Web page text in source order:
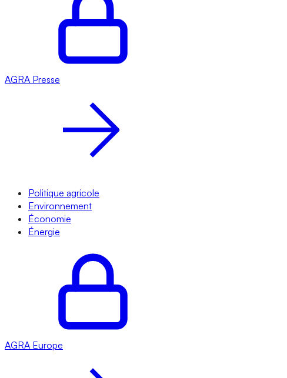
AGRA Presse
Politique agricole
Environnement
Économie
Énergie
AGRA Europe